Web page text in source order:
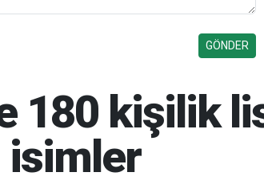
180 kişilik
isimler